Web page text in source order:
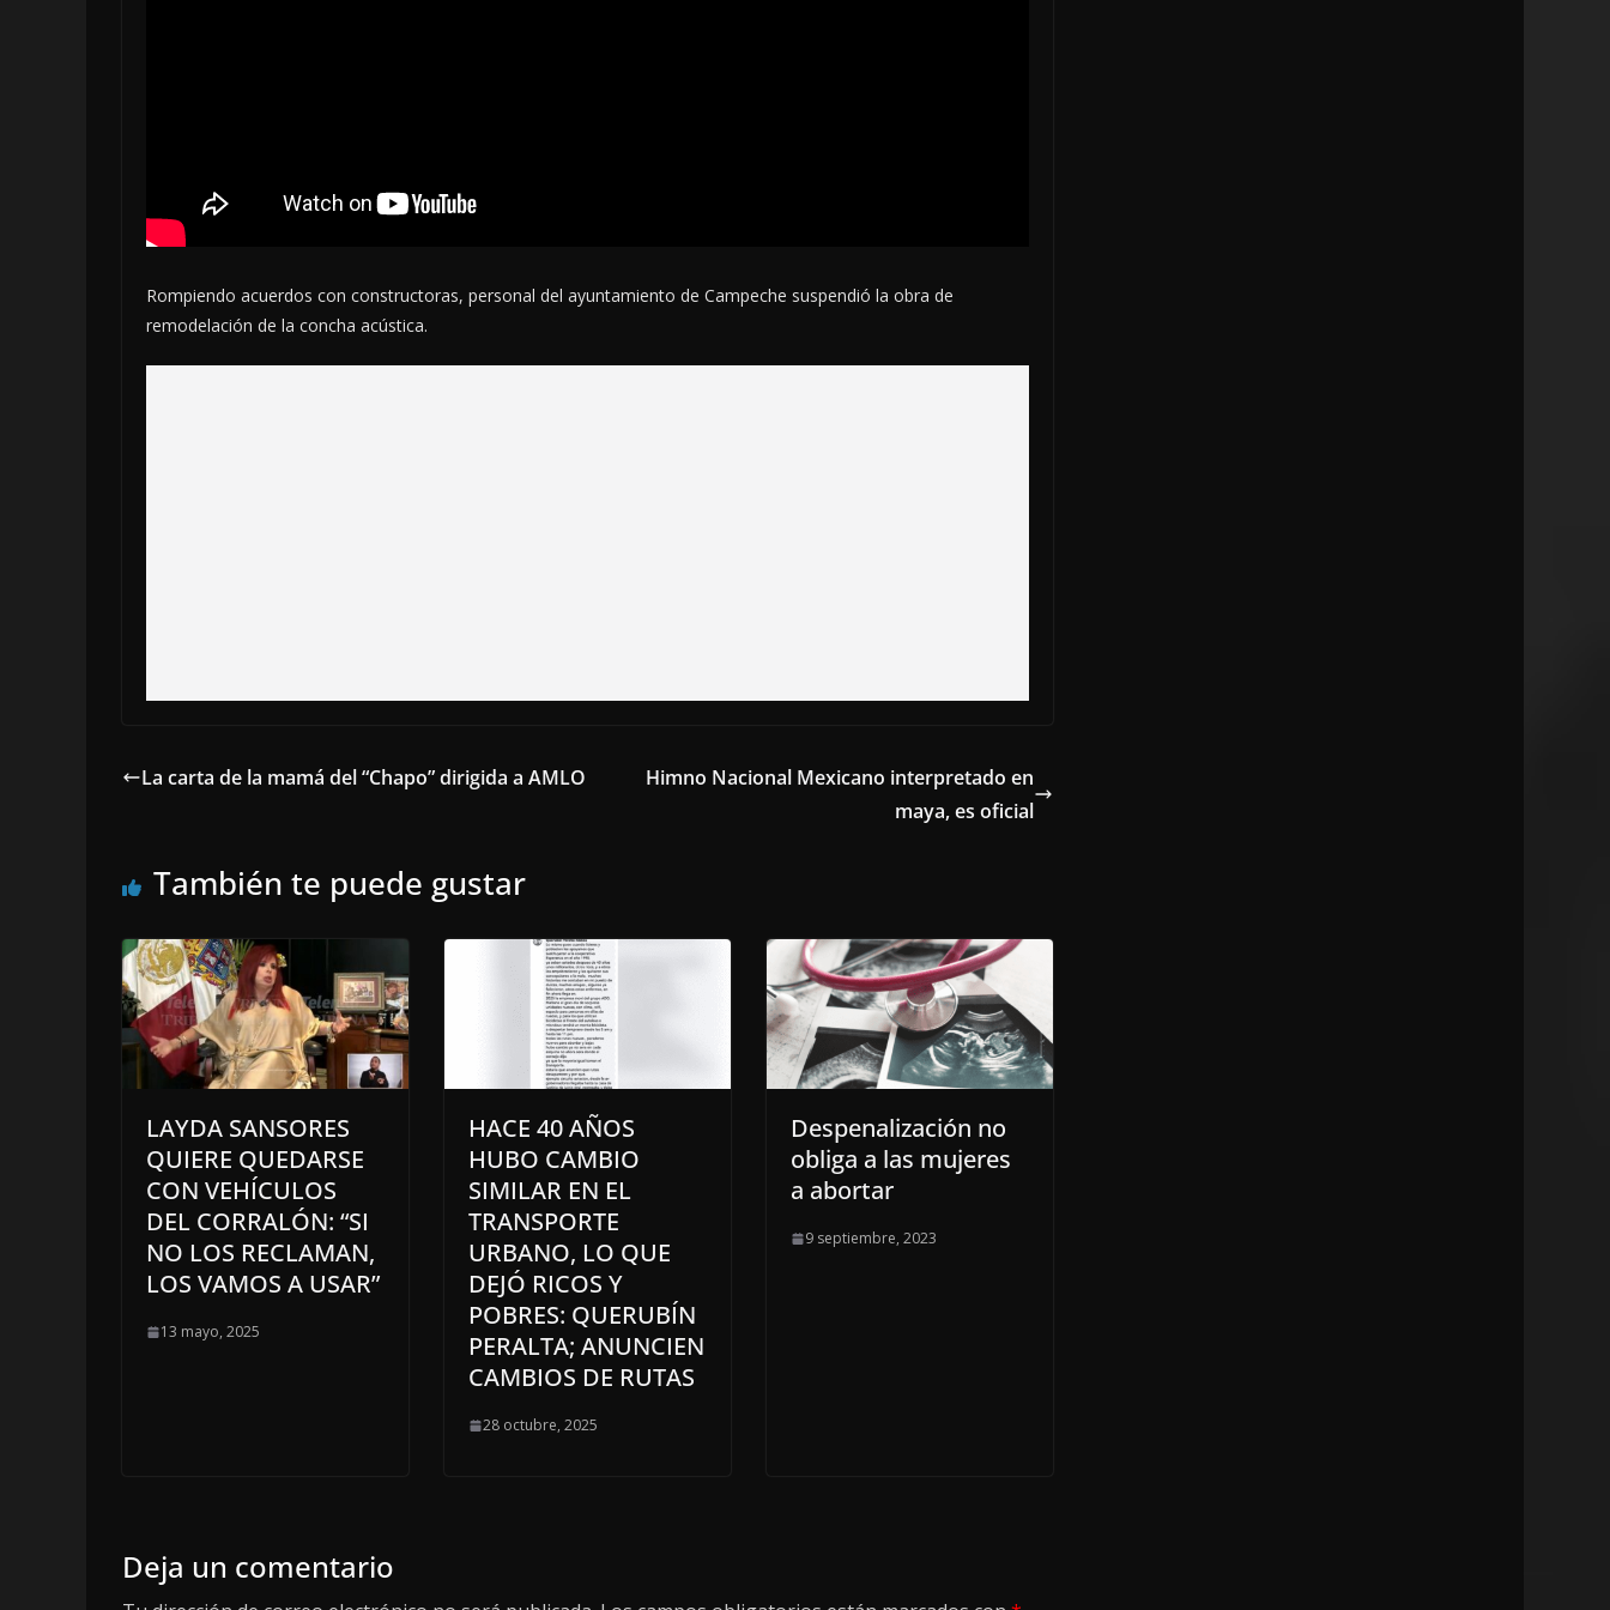
Rompiendo acuerdos con constructoras, personal del ayuntamiento de Campeche suspendió la obra de
remodelación de la concha acústica.
La carta de la mamá del “Chapo” dirigida a AMLO
Himno Nacional Mexicano interpretado en
maya, es oficial
También te puede gustar
LAYDA SANSORES
QUIERE QUEDARSE
CON VEHÍCULOS
DEL CORRALÓN: “SI
NO LOS RECLAMAN,
LOS VAMOS A USAR”
13 mayo, 2025
HACE 40 AÑOS
HUBO CAMBIO
SIMILAR EN EL
TRANSPORTE
URBANO, LO QUE
DEJÓ RICOS Y
POBRES: QUERUBÍN
PERALTA; ANUNCIEN
CAMBIOS DE RUTAS
28 octubre, 2025
Despenalización no
obliga a las mujeres
a abortar
9 septiembre, 2023
Deja un comentario